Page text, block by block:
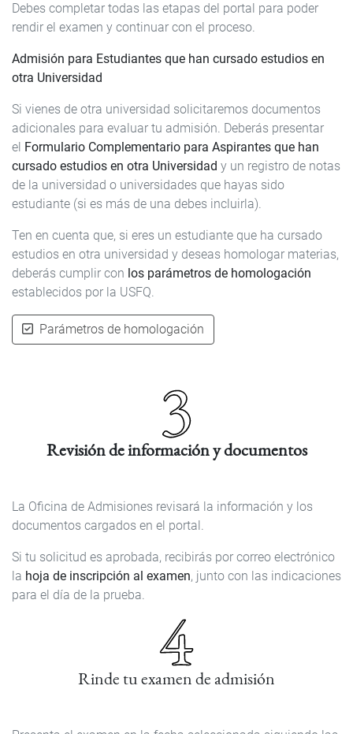
Debes completar todas las etapas del portal para poder
rendir el examen y continuar con el proceso.
Admisión para Estudiantes que han cursado estudios en
otra Universidad
Si vienes de otra universidad solicitaremos documentos
adicionales para evaluar tu admisión. Deberás presentar
el Formulario Complementario para Aspirantes que han
cursado estudios en otra Universidad y un registro de notas
de la universidad o universidades que hayas sido
estudiante (si es más de una debes incluirla).
Ten en cuenta que, si eres un estudiante que ha cursado
estudios en otra universidad y deseas homologar materias,
deberás cumplir con los parámetros de homologación
establecidos por la USFQ.
Parámetros de homologación
Revisión de información y documentos
La Oficina de Admisiones revisará la información y los
documentos cargados en el portal.
Si tu solicitud es aprobada, recibirás por correo electrónico
la hoja de inscripción al examen, junto con las indicaciones
para el día de la prueba.
Rinde tu examen de admisión